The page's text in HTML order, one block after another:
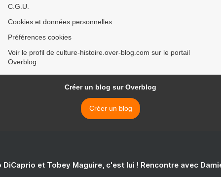
C.G.U.
Cookies et données personnelles
Préférences cookies
Voir le profil de culture-histoire.over-blog.com sur le portail
Overblog
Créer un blog sur Overblog
Créer un blog
DiCaprio et Tobey Maguire, c'est lui ! Rencontre avec